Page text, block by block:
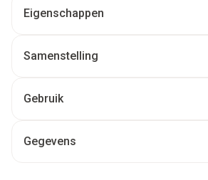
Eigenschappen
Samenstelling
Gebruik
Gegevens